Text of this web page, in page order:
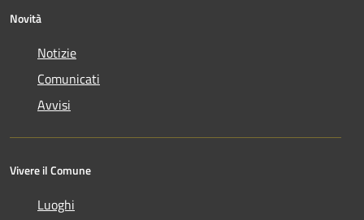
Novità
Notizie
Comunicati
Avvisi
Vivere il Comune
Luoghi